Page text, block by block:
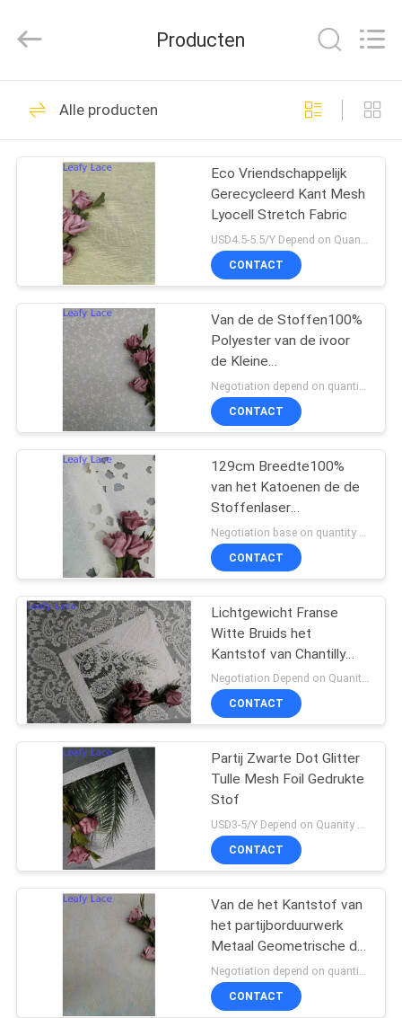
THUIS
PRODUCTEN
OVER
FABRIEKSREIS
KWALITEITSCONTROLE
CONTACTEER
ONS
NIEUWS
EEN
OFFERTE
AAN
SITEMAP
PRIVACYBELEID
Ltd..
Reserved.
Geborduurde
Kantstof
280
Lovertje
Geborduurde Stof
194
Geribde Kantstof
50
3D Bloemenkantstof
47
de versiering van het
polyesterkant
14
Producten
Alle producten
Eco Vriendschappelijk
Gerecycleerd Kant Mesh
Lyocell Stretch Fabric
USD4.5-5.5/Y Depend on Quanity MOQ:10yards
CONTACT
Van de de Stoffen100%
Polyester van de ivoor
de Kleine
Bloemenversiering stof
van het de verlaterskant
CONTACT
129cm Breedte100%
van het Katoenen de de
Stoffenlaser
Laserborduurwerk sneed
Grens
CONTACT
Lichtgewicht Franse
Witte Bruids het
Kantstof van Chantilly
Paisley
Negotiation Depend on Quanity MOQ:10yards
CONTACT
Partij Zwarte Dot Glitter
Tulle Mesh Foil Gedrukte
Stof
USD3-5/Y Depend on Quanity MOQ:10yards
CONTACT
Van de het Kantstof van
het partijborduurwerk
Metaal Geometrische de
Vrouwentextiel
CONTACT